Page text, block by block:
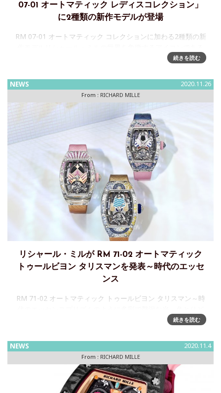
07-01 オートマティック レディスコレクション」
に2種類の新作モデルが登場
RM 07-01 オートマティック コレクションに加わる2種類の新
RM 07-01 オートマティック レディスコレクションのタイム
続きを読む
NEWS 2020.11.26
From : RICHARD MILLE
リシャール・ミルが RM 71-02 オートマティック
トゥールビヨン タリスマンを発表～時代のエッセ
ンス
RM 71-02 オートマティック トゥールビヨン タリスマン～時
りのカラーストーン。2年前に発表されたブラックとホワイト
続きを読む
NEWS 2020.11.4
From : RICHARD MILLE